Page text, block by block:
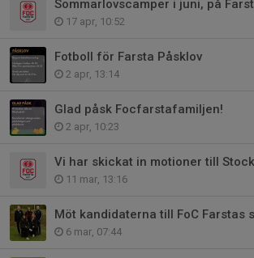
Sommarlovscamper i juni, på
17 apr, 10:52
Fotboll för Farsta Påsklov
2 apr, 13:14
Glad påsk Focfarstafamiljen!
2 apr, 10:23
11 mar, 13:16
6 mar, 07:44